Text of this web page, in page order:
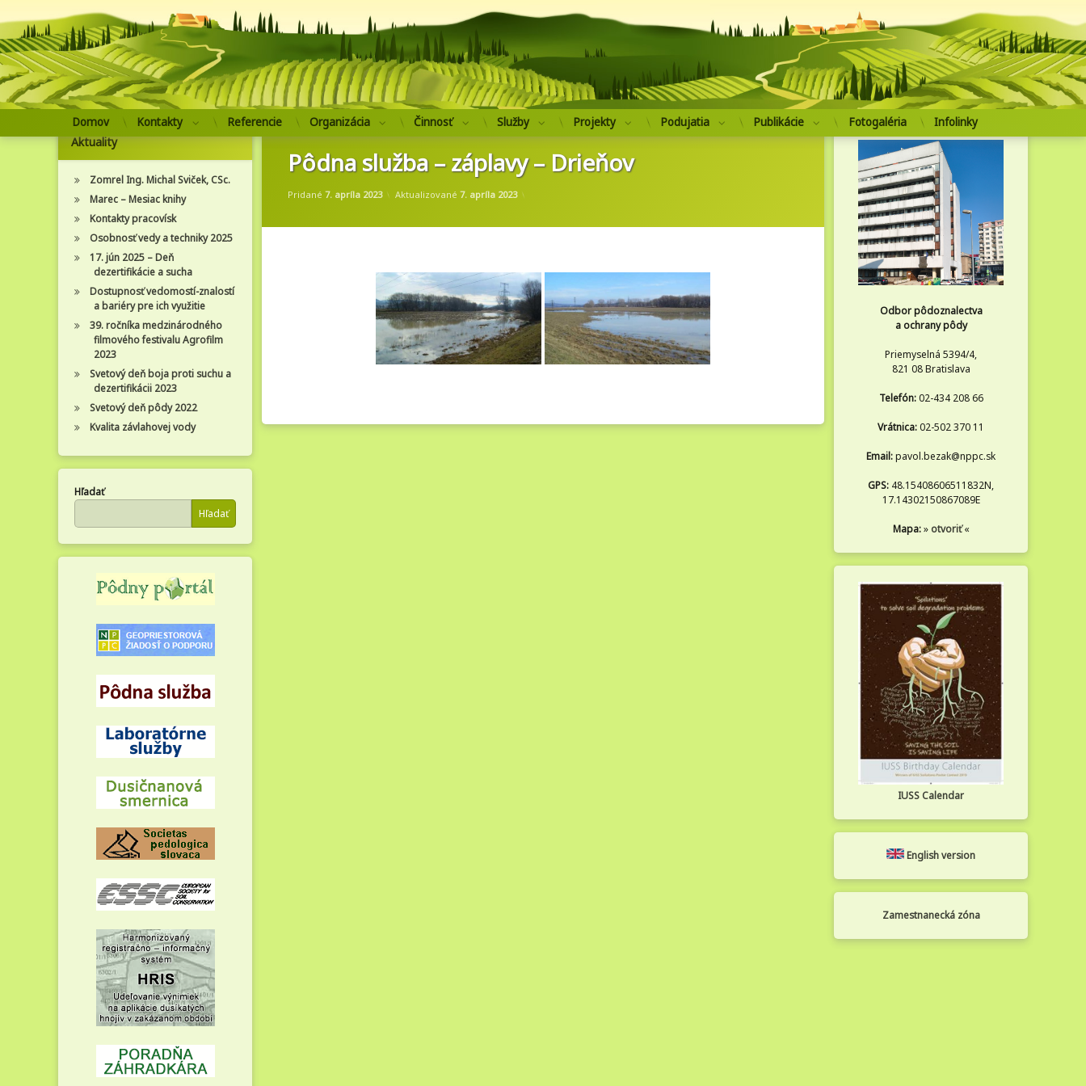
Prejsť
Výskumný ústav pôdoznalectva a ochrany pôdy
Domov Kontakty Referencie Organizácia Činnosť Služby Projekty Podujatia Publikácie Fotogaléria Infolinky
Pôdna služba – záplavy – Drieňov
Pridané 7. apríla 2023 Aktualizované 7. apríla 2023
Aktuality
Zomrel Ing. Michal Sviček, CSc.
Marec – Mesiac knihy
Kontakty pracovísk
Osobnosť vedy a techniky 2025
17. jún 2025 – Deň
dezertifikácie a sucha
Dostupnosť vedomostí-znalostí
a bariéry pre ich využitie
39. ročníka medzinárodného
filmového festivalu Agrofilm
2023
Svetový deň boja proti suchu a
dezertifikácii 2023
Svetový deň pôdy 2022
Kvalita závlahovej vody
Hľadať
Hľadať
Odbor pôdoznalectva
a ochrany pôdy
Priemyselná 5394/4,
821 08 Bratislava
Telefón:02-434 208 66
Vrátnica:02-502 370 11
Email:pavol.bezak@nppc.sk
GPS: 48.15408606511832N,
17.14302150867089E
Mapa:» otvoriť«
IUSS Calendar
English version
Zamestnanecká zóna